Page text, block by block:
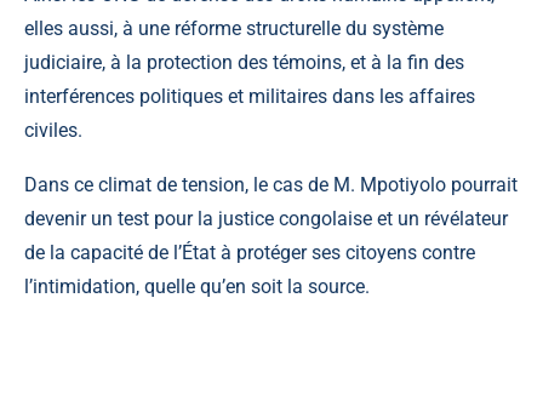
elles aussi, à une réforme structurelle du système
judiciaire, à la protection des témoins, et à la fin des
interférences politiques et militaires dans les affaires
civiles.
Dans ce climat de tension, le cas de M. Mpotiyolo pourrait
devenir un test pour la justice congolaise et un révélateur
de la capacité de l’État à protéger ses citoyens contre
l’intimidation, quelle qu’en soit la source.